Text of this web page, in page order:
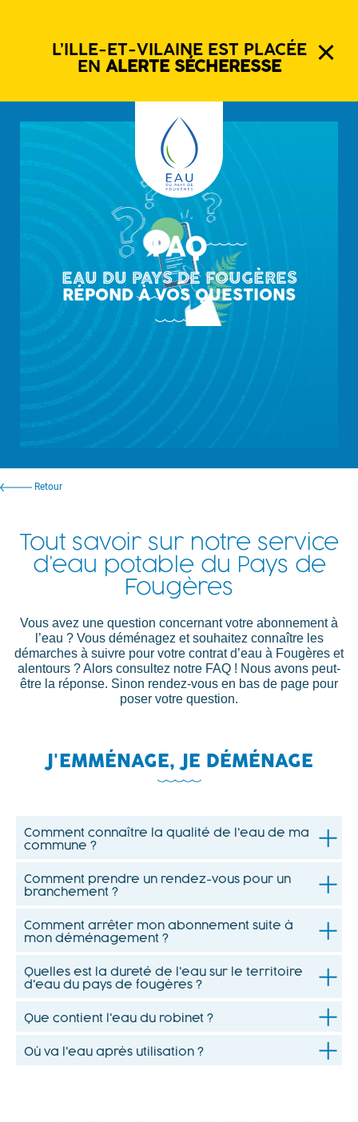
L’ILLE-ET-VILAINE EST PLACÉE
EN ALERTE SÉCHERESSE
FAQ
EAU DU PAYS DE FOUGÈRES
RÉPOND À VOS QUESTIONS
Retour
Tout savoir sur notre service
d’eau potable du Pays de
Fougères
Vous avez une question concernant votre abonnement à
l’eau ? Vous déménagez et souhaitez connaître les
démarches à suivre pour votre contrat d’eau à Fougères et
alentours ? Alors consultez notre FAQ ! Nous avons peut-
être la réponse. Sinon rendez-vous en bas de page pour
poser votre question.
J'EMMÉNAGE, JE DÉMÉNAGE
Comment connaître la qualité de l'eau de ma
commune ?
Comment prendre un rendez-vous pour un
branchement ?
Comment arrêter mon abonnement suite à
mon déménagement ?
Quelles est la dureté de l'eau sur le territoire
d'eau du pays de fougères ?
Que contient l'eau du robinet ?
Où va l'eau après utilisation ?